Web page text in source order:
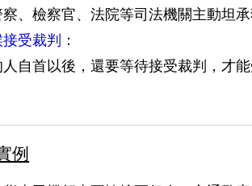
、檢察官、法院等司法機關主動坦
受裁判 ：
自首以後，還要等待接受裁判，才能
例